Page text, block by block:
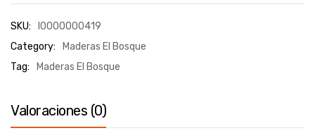
SKU:
I0000000419
Category:
Maderas El Bosque
Tag:
Maderas El Bosque
Valoraciones (0)